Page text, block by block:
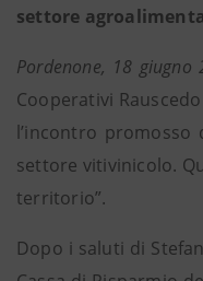
settore
Pordenone, 18 giugno
Cooperativi
l’incontro promosso
settore vitivinicolo.
territorio”.
Dopo i saluti di